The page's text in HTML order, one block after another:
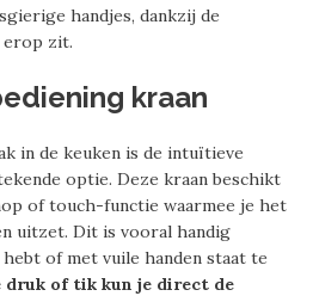
handjes, dankzij de
erop zit.
kraan
in de keuken is de intuïtieve
optie. Deze kraan beschikt
of touch-functie waarmee je het
uitzet. Dit is vooral handig
of met vuile handen staat te
druk of tik kun je direct de